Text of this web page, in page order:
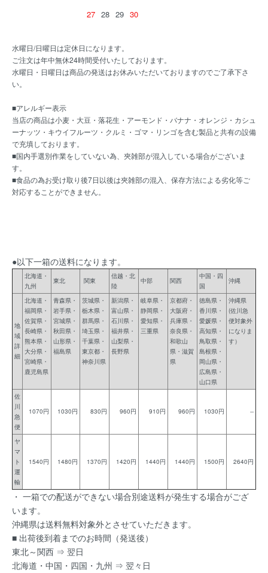
27 28 29 30
水曜日/日曜日は定休日になります。
ご注文は年中無休24時間受付いたしております。
水曜日・日曜日は商品の発送はお休みいただいておりますのでご了承下さ
い。
■アレルギー表示
当店の商品は小麦・大豆・落花生・アーモンド・バナナ・オレンジ・カシュ
ーナッツ・キウイフルーツ・クルミ・ゴマ・リンゴを含む製品と共有の設備
で充填しております。
■国内手選別作業をしていない為、夾雑部が混入している場合がございま
す。
■食品の為お受け取り後7日以後は夾雑部の混入、保存方法による劣化等ご
対応することができません。
●以下一箱の送料になります。
北海道・
九州
東北 関東
信越・北
陸
中部 関西
中国・四
国
沖縄
地
域
詳
細
北海道・
福岡県・
佐賀県・
長崎県・
熊本県・
大分県・
宮崎県・
鹿児島県
青森県・
岩手県・
宮城県・
秋田県・
山形県・
福島県
茨城県・
栃木県・
群馬県・
埼玉県・
千葉県・
東京都・
神奈川県
新潟県・
富山県・
石川県・
福井県・
山梨県・
長野県
岐阜県・
静岡県・
愛知県・
三重県
京都府・
大阪府・
兵庫県・
奈良県・
和歌山
県・滋賀
県
徳島県・
香川県・
愛媛県・
高知県・
鳥取県・
島根県・
岡山県・
広島県・
山口県
沖縄県
(佐川急
便対象外
になりま
す）
佐
川
急
便
1070円 1030円 830円 960円 910円 960円 1030円 --
ヤ
マ
ト
運
輸
1540円 1480円 1370円 1420円 1440円 1440円 1500円 2640円
・ 一箱での配送ができない場合別途送料が発生する場合がござ
います。
沖縄県は送料無料対象外とさせていただきます。
■ 出荷後到着までのお時間（発送後）
東北～関西 ⇒ 翌日
北海道・中国・四国・九州 ⇒ 翌々日